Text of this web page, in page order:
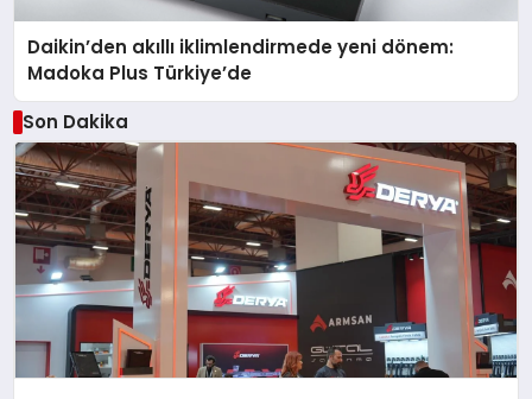
Daikin’den akıllı iklimlendirmede yeni dönem:
Madoka Plus Türkiye’de
Son Dakika